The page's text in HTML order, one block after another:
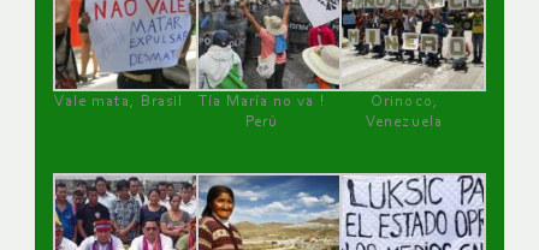
Vale mata, Brasil
Tía María no va !
Perú
Orinoco,
Venezuela